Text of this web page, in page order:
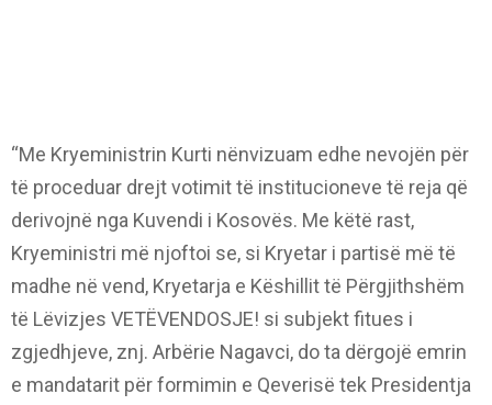
“Me Kryeministrin Kurti nënvizuam edhe nevojën për
të proceduar drejt votimit të institucioneve të reja që
derivojnë nga Kuvendi i Kosovës. Me këtë rast,
Kryeministri më njoftoi se, si Kryetar i partisë më të
madhe në vend, Kryetarja e Këshillit të Përgjithshëm
të Lëvizjes VETËVENDOSJE! si subjekt fitues i
zgjedhjeve, znj. Arbërie Nagavci, do ta dërgojë emrin
e mandatarit për formimin e Qeverisë tek Presidentja